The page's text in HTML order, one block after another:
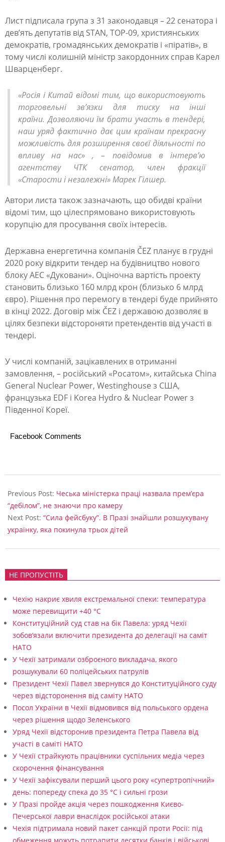
і
ї
з
а
к
и
н
е
о
п
у
с
к
а
и
Р
о
с
ю
о
т
е
н
р
н
а
і
и
в
Е
Лист підписала група з 31 законодавця – 22 сенатора і
дев’ять депутатів від STAN, TOP-09, християнських
демократів, громадянських демократів і «піратів», в
тому числі колишній міністр закордонних справ Карел
Шварценберг.
«Росія і Китай відомі тим, що використовують
торговельні зв’язки для тиску на інші
країни. Дозволяючи їм брати участь в тендері,
наш уряд фактично дає цим країнам прекрасну
можливість для розширення своєї діяльності по
впливу на нас» , – повідомив в інтерв’ю
агентству ЧТК сенатор, член фракції
«Старости і незалежні» Марек Гілшер.
Автори листа також зазначають, що обидві країни
відомі тим, що цілеспрямовано використовують
корупцію для просування своїх інтересів.
Державна енергетична компанія ČEZ планує в грудні
2020 року відкрити тендер на будівництво нового
блоку АЕС «Дуковани». Оціночна вартість проекту
становить близько 160 млрд крон (близько 6 млрд
євро). Рішення про перемогу в тендері буде прийнято
в кінці 2022. Договір між ČEZ і державою дозволяє в
цілях безпеки відстороняти претендентів від участі в
тендері.
У числі компаній, зацікавлених в отриманні
замовлення, – російський «Росатом», китайська China
General Nuclear Power, Westinghouse з США,
французька EDF і Korea Hydro & Nuclear Power з
Південної Кореї.
Facebook Comments
10-
20
Previous Post: Чеська міністерка праці назвала прем’єра
“дебілом”, не знаючи про камеру
Next Post: “Сила фейсбуку”. В Празі знайшли розшукувану
українку, яка покинула трьох дітей
НЕ ПРОПУСТІТЬ
Чехію накриє хвиля екстремальної спеки: температура
може перевищити +40 °C
Конституційний суд став на бік Павела: уряд Чехії
зобов’язали включити президента до делегації на саміт
НАТО
У Чехії затримали озброєного викладача, якого
розшукували 60 поліцейських патрулів
Президент Чехії Павел звернувся до Конституційного суду
через відсторонення від саміту НАТО
Посол України в Чехії відмовився від польського ордена
через рішення щодо Зеленського
Уряд Чехії відсторонив президента Петра Павела від
участі в саміті НАТО
У Чехії страйкують працівники суспільних медіа через
скорочення фінансування
У Чехії зафіксували перший цього року «супертропічний»
день: попереду спека до 35 °C і сильні грози
У Празі пройде акція через пошкодження Києво-
Печерської лаври внаслідок російської атаки
Чехія підтримала новий пакет санкцій проти Росії: під